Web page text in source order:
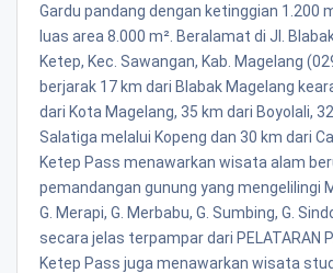
Gardu pandang dengan ketinggian 1.200
luas area 8.000 m². Beralamat di Jl.
Ketep, Kec. Sawangan, Kab. Magelang
berjarak 17 km dari Blabak Magelang
dari Kota Magelang, 35 km dari Boyolali,
Salatiga melalui Kopeng dan 30 km dari
Ketep Pass menawarkan wisata alam
pemandangan gunung yang mengelilingi
G. Merapi, G. Merbabu, G. Sumbing, G.
secara jelas terpampar dari PELATARAN
Ketep Pass juga menawarkan wisata